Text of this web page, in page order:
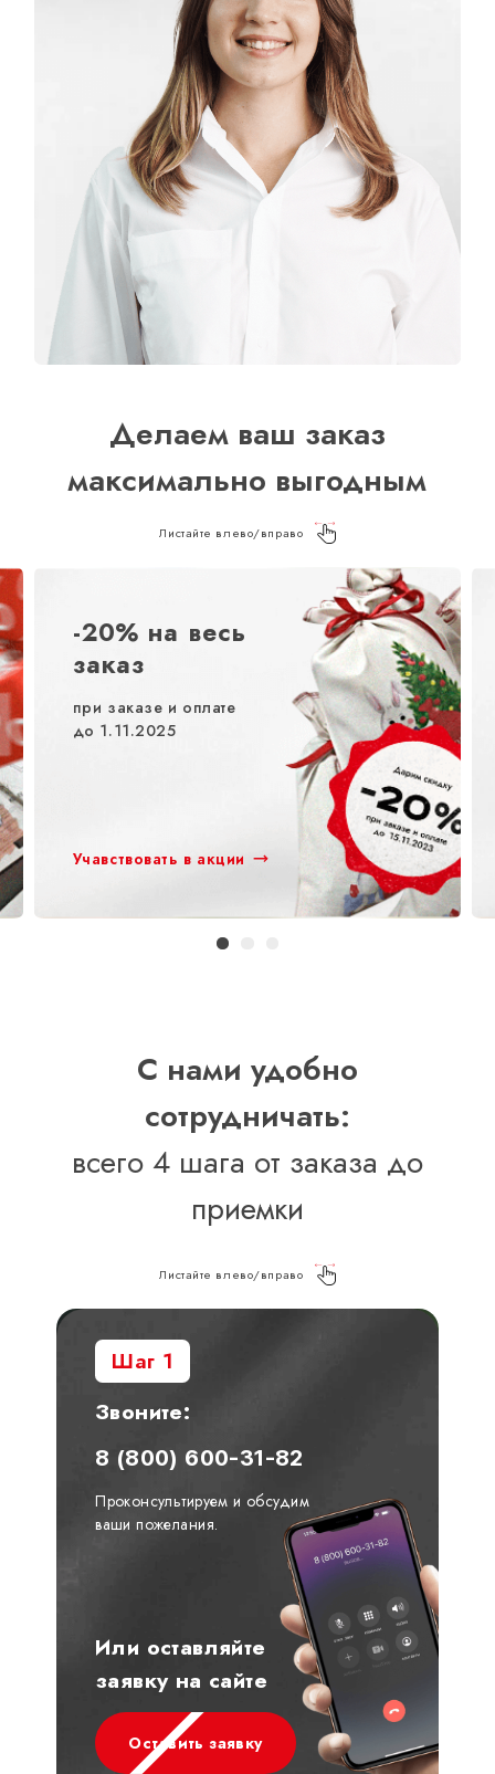
Делаем ваш заказ
максимально выгодным
Листайте влево/вправо
-20% на весь
заказ
при заказе и оплате
до 1.11.2025
Учавствовать в акции
С нами удобно
сотрудничать:
всего 4 шага от заказа до
приемки
Листайте влево/вправо
Шаг 1
Звоните:
8 (800) 600-31-82
Проконсультируем и обсудим
ваши пожелания.
Или оставляйте
заявку на сайте
Оставить заявку